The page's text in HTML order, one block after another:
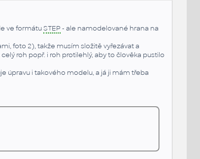
ve formátuSTEP - ale namodelované hrana na
foto 2), takže musím složitě vyřezávat a
roh popř. i roh protilehlý, aby to člověka pustilo
úpravu i takového modelu, a já ji mám třeba